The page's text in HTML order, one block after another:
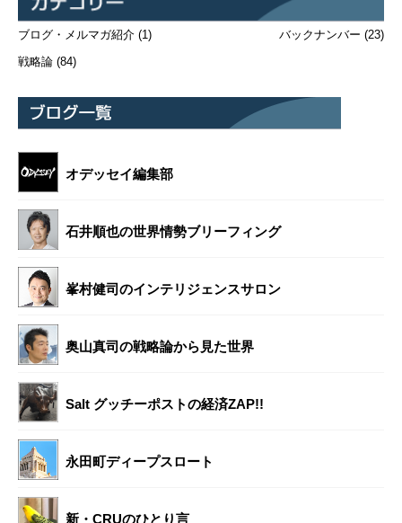
ブログ・メルマガ紹介 (1)
戦略論 (84)
バックナンバー (23)
オデッセイ編集部
石井順也の世界情勢ブリーフィング
峯村健司のインテリジェンスサロン
奥山真司の戦略論から見た世界
Salt グッチーポストの経済ZAP!!
永田町ディープスロート
新・CRUのひとり言